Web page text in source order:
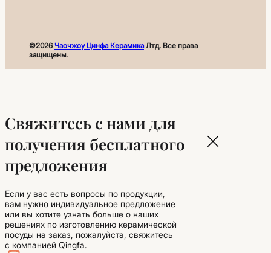
©2026 Чаочжоу Цинфа КерамикаЛтд. Все права
защищены.
Свяжитесь с нами для
получения бесплатного
предложения
Если у вас есть вопросы по продукции,
вам нужно индивидуальное предложение
или вы хотите узнать больше о наших
решениях по изготовлению керамической
посуды на заказ, пожалуйста, свяжитесь
с компанией Qingfa.